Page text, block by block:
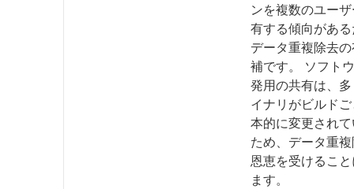
ンを複数のユー
有する傾向があ
データ重複除去
補です。 ソフト
発用の共有は、
イナリがビルド
本的に変更され
ため、データ重
恩恵を受けるこ
ます。